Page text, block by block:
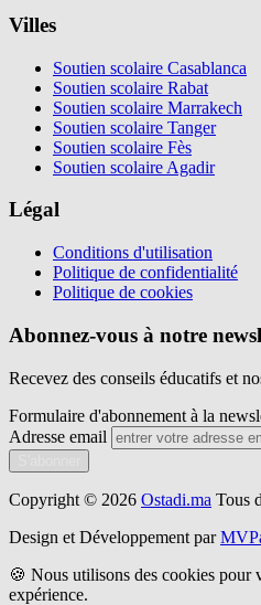
Villes
Soutien scolaire Casablanca
Soutien scolaire Rabat
Soutien scolaire Marrakech
Soutien scolaire Tanger
Soutien scolaire Fès
Soutien scolaire Agadir
Légal
Conditions d'utilisation
Politique de confidentialité
Politique de cookies
Abonnez-vous à notre
Recevez des conseils éducatifs et
Formulaire d'abonnement à la
Adresse email
Copyright © 2026 Ostadi.ma Tous
Design et Développement par
🍪 Nous utilisons des cookies pour
expérience.